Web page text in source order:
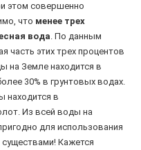
этом совершенно
что менее трех
вода. По данным
часть этих трех процентов
на Земле находится в
30% в грунтовых водах.
находится в
Из всей воды на
для использования
Кажется